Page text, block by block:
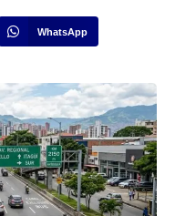
WhatsApp